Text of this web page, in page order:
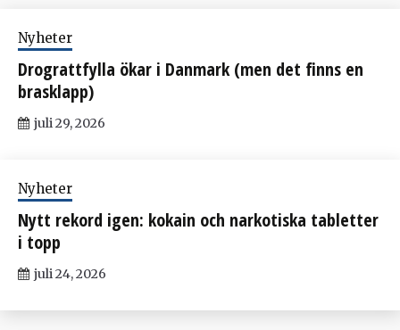
Nyheter
Drograttfylla ökar i Danmark (men det finns en
brasklapp)
juli 29, 2026
Nyheter
Nytt rekord igen: kokain och narkotiska tabletter
i topp
juli 24, 2026